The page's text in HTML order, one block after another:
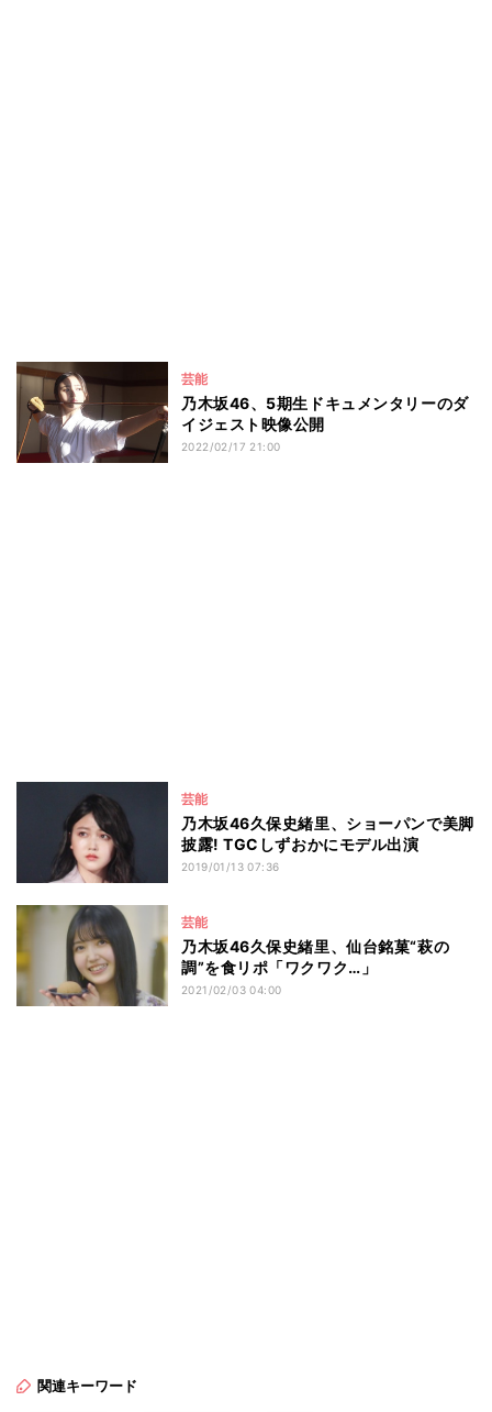
芸能
乃木坂46、5期生ドキュメンタリーのダ
イジェスト映像公開
2022/02/17 21:00
芸能
乃木坂46久保史緒里、ショーパンで美脚
披露! TGCしずおかにモデル出演
2019/01/13 07:36
芸能
乃木坂46久保史緒里、仙台銘菓“萩の
調”を食リポ「ワクワク…」
2021/02/03 04:00
関連キーワード